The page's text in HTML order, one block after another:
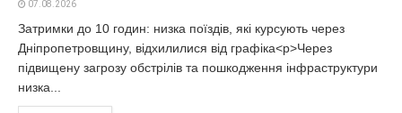
07.08.2026
Затримки до 10 годин: низка поїздів, які курсують через
Дніпропетровщину, відхилилися від графіка<p>Через
підвищену загрозу обстрілів та пошкодження інфраструктури
низка...